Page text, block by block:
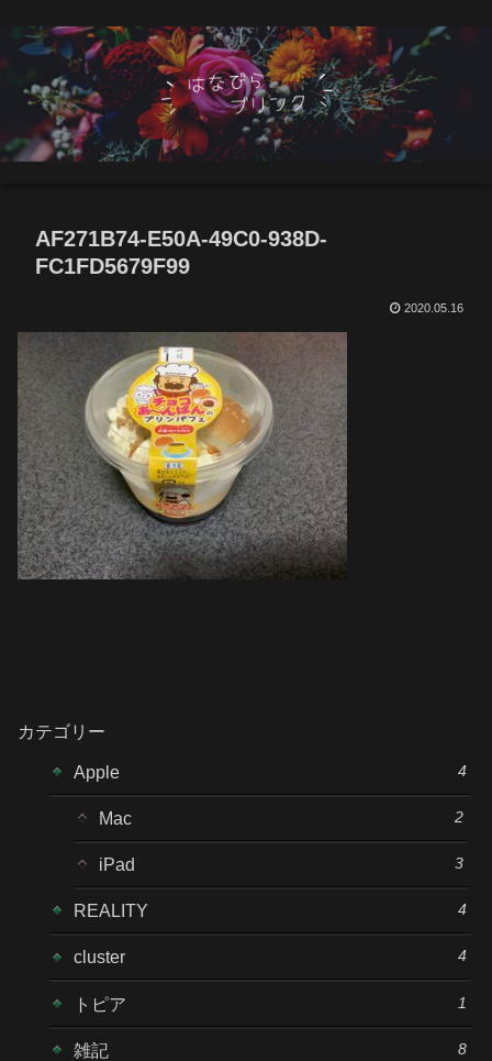
AF271B74-E50A-49C0-938D-
FC1FD5679F99
2020.05.16
カテゴリー
Apple 4
Mac 2
iPad 3
REALITY 4
cluster 4
トピア 1
雑記 8